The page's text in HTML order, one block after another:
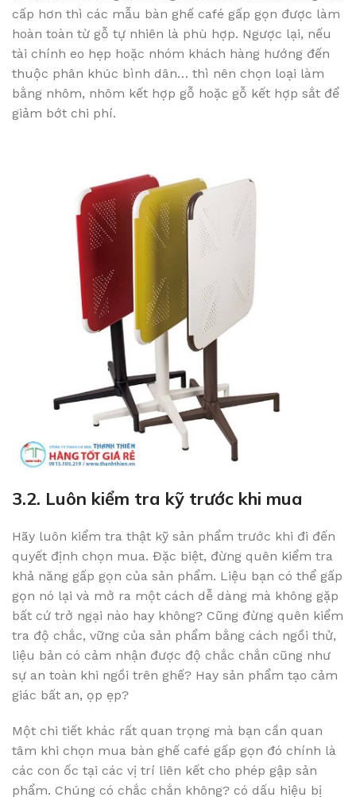
cấp hơn thì các mẫu bàn ghế café gấp gọn được làm
hoàn toàn từ gỗ tự nhiên là phù hợp. Ngược lại, nếu
tài chính eo hẹp hoặc nhóm khách hàng hướng đến
thuộc phân khúc bình dân… thì nên chọn loại làm
bằng nhôm, nhôm kết hợp gỗ hoặc gỗ kết hợp sắt để
giảm bớt chi phí.
3.2. Luôn kiểm tra kỹ trước khi mua
Hãy luôn kiểm tra thật kỹ sản phẩm trước khi đi đến
quyết định chọn mua. Đặc biệt, đừng quên kiểm tra
khả năng gấp gọn của sản phẩm. Liệu bạn có thể gấp
gọn nó lại và mở ra một cách dễ dàng mà không gặp
bất cứ trở ngại nào hay không? Cũng đừng quên kiểm
tra độ chắc, vững của sản phẩm bằng cách ngồi thử,
liệu bản có cảm nhận được độ chắc chắn cũng như
sự an toàn khi ngồi trên ghế? Hay sản phẩm tạo cảm
giác bất an, ọp ẹp?
Một chi tiết khác rất quan trọng mà bạn cần quan
tâm khi chọn mua bàn ghế café gấp gọn đó chính là
các con ốc tại các vị trí liên kết cho phép gập sản
phẩm. Chúng có chắc chắn không? có dấu hiệu bị